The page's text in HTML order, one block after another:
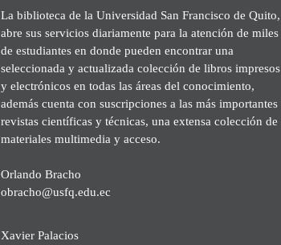
La biblioteca de la Universidad San Francisco de Quito,
abre sus servicios diariamente para la atención de miles
de estudiantes en donde pueden encontrar una
seleccionada y actualizada colección de libros impresos
y electrónicos en todas las áreas del conocimiento,
además cuenta con suscripciones a las más importantes
revistas científicas y técnicas, una extensa colección de
materiales multimedia y acceso.
Orlando Bracho
obracho@usfq.edu.ec
Xavier Palacios